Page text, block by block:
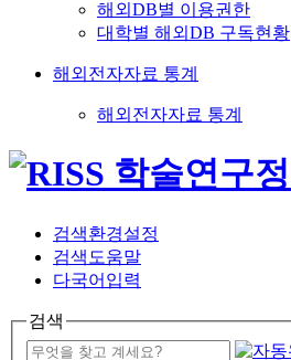
해외DB별 이용권한
대학별 해외DB 구독현황
해외전자자료 통계
해외전자자료 통계
검색환경설정
검색도움말
다국어입력
검색